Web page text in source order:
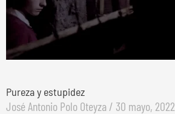
Pureza y estupidez
José Antonio Polo Oteyza 30 mayo, 2022